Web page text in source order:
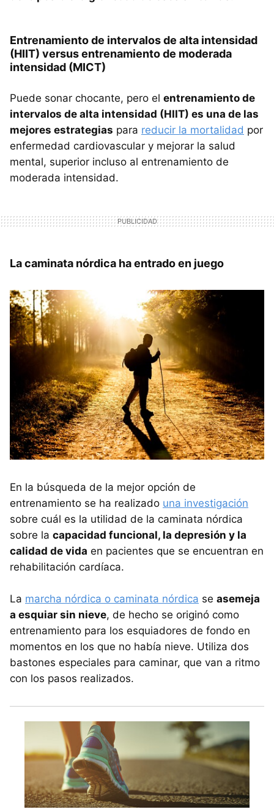
Entrenamiento de intervalos de alta intensidad
(HIIT) versus entrenamiento de moderada
intensidad (MICT)
Puede sonar chocante, pero el entrenamiento de
intervalos de alta intensidad (HIIT) es una de las
mejores estrategias para reducir la mortalidad por
enfermedad cardiovascular y mejorar la salud
mental, superior incluso al entrenamiento de
moderada intensidad.
La caminata nórdica ha entrado en juego
En la búsqueda de la mejor opción de
entrenamiento se ha realizado una investigación
sobre cuál es la utilidad de la caminata nórdica
sobre la capacidad funcional, la depresión y la
calidad de vida en pacientes que se encuentran en
rehabilitación cardíaca.
La marcha nórdica o caminata nórdica se asemeja
a esquiar sin nieve, de hecho se originó como
entrenamiento para los esquiadores de fondo en
momentos en los que no había nieve. Utiliza dos
bastones especiales para caminar, que van a ritmo
con los pasos realizados.